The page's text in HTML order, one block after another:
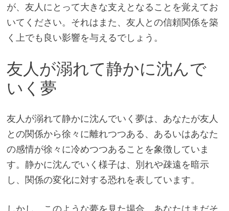
が、友人にとって大きな支えとなることを覚えてお
いてください。それはまた、友人との信頼関係を築
く上でも良い影響を与えるでしょう。
友人が溺れて静かに沈んで
いく夢
友人が溺れて静かに沈んでいく夢は、あなたが友人
との関係から徐々に離れつつある、あるいはあなた
の感情が徐々に冷めつつあることを象徴していま
す。静かに沈んでいく様子は、別れや疎遠を暗示
し、関係の変化に対する恐れを表しています。